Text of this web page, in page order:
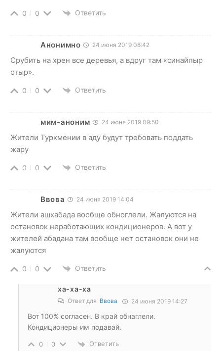
0 0 Ответить
Анонимно 24 июня 2019 08:42
Срубить на хрен все деревья, а вдруг там «синайпыр
отыр».
0 0 Ответить
мим-аноним 24 июня 2019 09:50
Жители Туркмении в аду будут требовать поддать
жару
0 0 Ответить
Ввова 24 июня 2019 14:04
Жители ашхабада вообще обноглели. Жалуются на
остановок неработающих кондиционеров. А вот у
жителей абадана там вообще нет остановок они не
жалуются
0 0 Ответить
ха-ха-ха
Ответ для Ввова 24 июня 2019 14:27
Вот 100% согласен. В край обнаглели.
Кондиционеры им подавай.
0 0 Ответить